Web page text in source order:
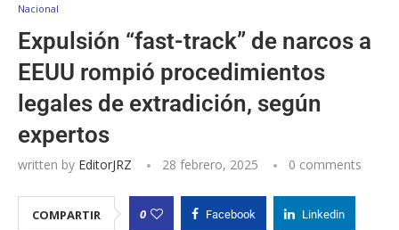
Nacional
Expulsión “fast-track” de narcos a
EEUU rompió procedimientos
legales de extradición, según
expertos
written by EditorJRZ 28 febrero, 2025 0 comments
COMPARTIR 0 Facebook Linkedin